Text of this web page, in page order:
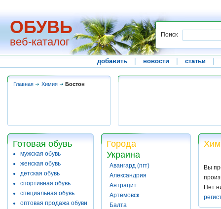
ОБУВЬ
веб-каталог
Поиск
добавить новости статьи
Главная Химия Бостон
Готовая обувь
мужская обувь
женская обувь
детская обувь
спортивная обувь
специальная обувь
оптовая продажа обуви
Города
Украина
Авангард (пгт)
Александрия
Антрацит
Артемовск
Балта
Вы
Нет